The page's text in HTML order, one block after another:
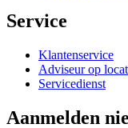
Service
Klantenservice
Adviseur op
Servicedienst
Aanmelden